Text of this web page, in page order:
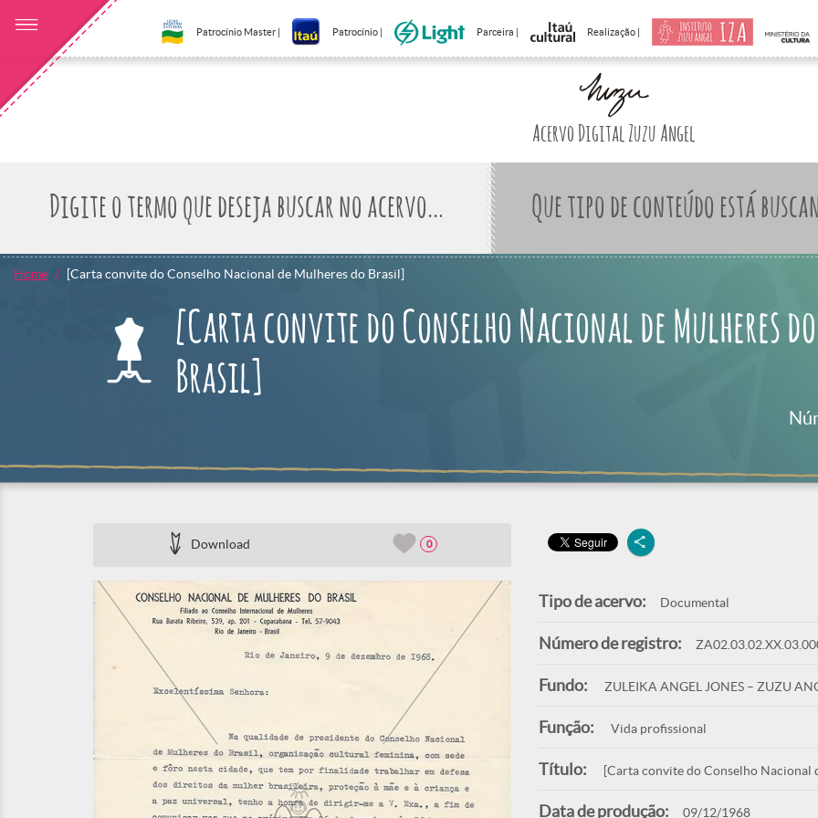
Patrocínio Master | Patrocínio | Parceira | Realização |
Acervo Digital Zuzu Angel
Que tipo de conteúdo está
Home [Carta convite do Conselho Nacional de Mulheres do Brasil]
[Carta convite do Conselho Nacional de Mulheres do
Brasil]
Download 0
Tipo de acervo: Documental
Número de registro:
Fundo: ZULEIKA ANGEL JONES – ZUZU
Função: Vida profissional
Título: [Carta convite do Conselho Nacional
Data de produção: 09/12/1968